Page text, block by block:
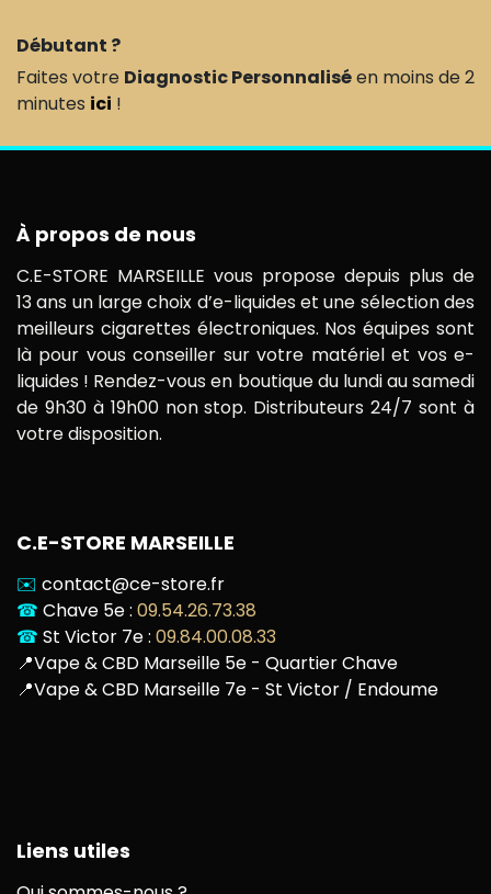
Débutant ?
Faites votre Diagnostic Personnaliséen moins de 2
minutes ici !
À propos de nous
C.E-STORE MARSEILLE vous propose depuis plus de
13 ans un large choix d’e-liquides et une sélection des
meilleurs cigarettes électroniques. Nos équipes sont
là pour vous conseiller sur votre matériel et vos e-
liquides ! Rendez-vous en boutique du lundi au samedi
de 9h30 à 19h00 non stop. Distributeurs 24/7 sont à
votre disposition.
C.E-STORE MARSEILLE
✉️ contact@ce-store.fr
☎ Chave 5e : 09.54.26.73.38
☎ St Victor 7e : 09.84.00.08.33
📍Vape & CBD Marseille 5e - Quartier Chave
📍Vape & CBD Marseille 7e - St Victor / Endoume
Liens utiles